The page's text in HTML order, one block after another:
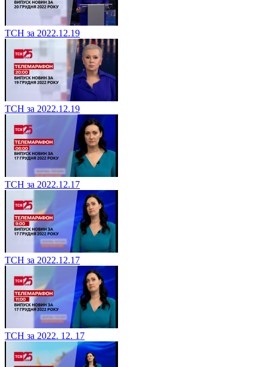
ТСН за 2022.12.19
ТСН за 2022.12.19
ТСН за 2022.12.17
ТСН за 2022.12.17
ТСН за 2022. 12. 17